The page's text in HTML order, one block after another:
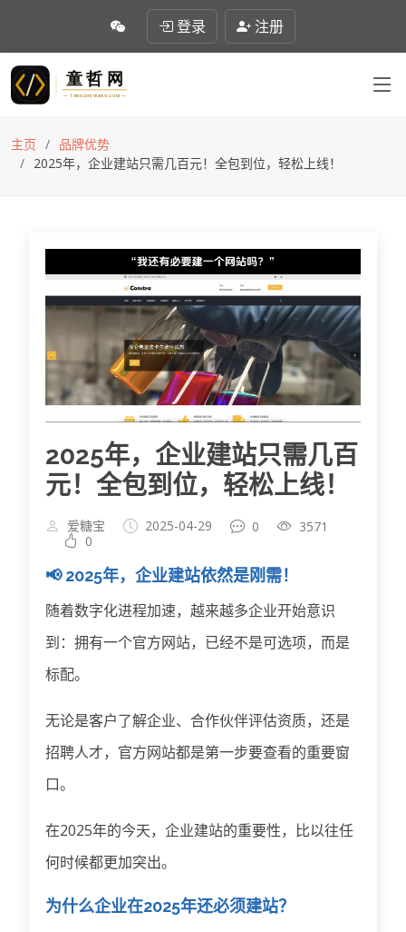
登录 注册
主页
品牌优势
2025年，企业建站只需几百元！全包到位，轻松上线！
2025年，企业建站只需几百
元！全包到位，轻松上线！
爱糖宝 2025-04-29 0
3571
0
📢 2025年，企业建站依然是刚需！
随着数字化进程加速，越来越多企业开始意识
到：拥有一个官方网站，已经不是可选项，而是
标配。
无论是客户了解企业、合作伙伴评估资质，还是
招聘人才，官方网站都是第一步要查看的重要窗
口。
在2025年的今天，企业建站的重要性，比以往任
何时候都更加突出。
为什么企业在2025年还必须建站？